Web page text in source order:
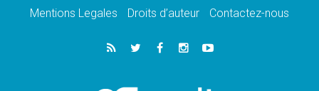
catholiques
Au Bangladesh, l'Église accompagne les
Dalits sur le chemin de la dignité
Philippines: le vicariat apostolique de
Mentions Legales
Droits d’auteur Contactez-nous